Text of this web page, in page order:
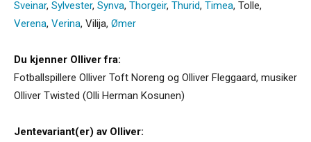
Sveinar, Sylvester, Synva, Thorgeir, Thurid, Timea, Tolle,
Verena, Verina, Vilija, Ømer
Du kjenner Olliver fra:
Fotballspillere Olliver Toft Noreng og Olliver Fleggaard, musiker
Olliver Twisted (Olli Herman Kosunen)
Jentevariant(er) av Olliver: